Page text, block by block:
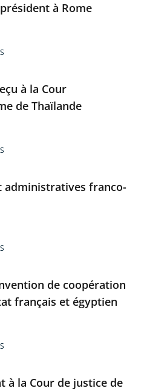
à Rome
à la Cour
de Thaïlande
administratives franco-
de coopération
français et égyptien
à la Cour de justice de